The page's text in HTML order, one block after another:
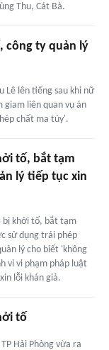
Thu, Cát Bà.
công ty quản lý
Lê lên tiếng sau khi nữ
giam liên quan vụ án
chất ma túy'.
tố, bắt tạm
lý tiếp tục xin
bị khởi tố, bắt tạm
sử dụng trái phép
lý cho biết 'không
vi vi phạm pháp luật
lỗi khán giả.
tố
Hải Phòng vừa ra